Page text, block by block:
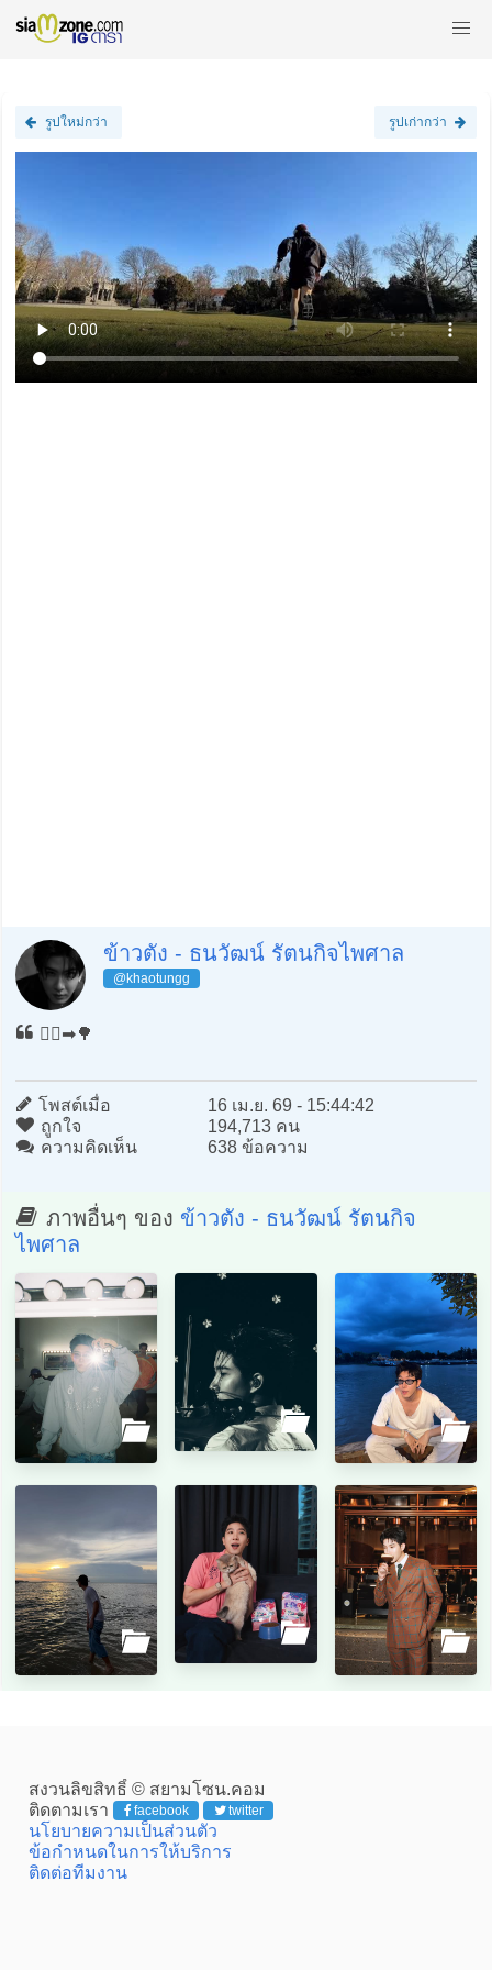
รูปใหม่กว่า รูปเก่ากว่า
ข้าวตัง - ธนวัฒน์ รัตนกิจไพศาล
@khaotungg
🏃‍♂️‍➡️🌳
โพสต์เมื่อ
16 เม.ย. 69 - 15:44:42
ถูกใจ
194,713 คน
ความคิดเห็น
638 ข้อความ
ภาพอื่นๆ ของ ข้าวตัง - ธนวัฒน์ รัตนกิจ
ไพศาล
สงวนลิขสิทธิ์ © สยามโซน.คอม
ติดตามเรา
facebook twitter
นโยบายความเป็นส่วนตัว
ข้อกำหนดในการให้บริการ
ติดต่อทีมงาน